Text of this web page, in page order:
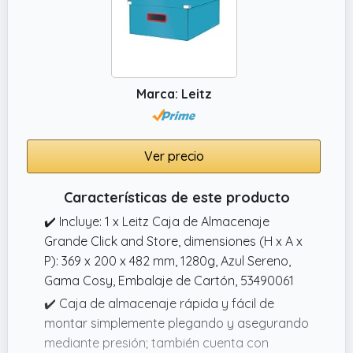
Marca: Leitz
Ver precio
Características de este producto
✔️ Incluye: 1 x Leitz Caja de Almacenaje
Grande Click and Store, dimensiones (H x A x
P): 369 x 200 x 482 mm, 1280g, Azul Sereno,
Gama Cosy, Embalaje de Cartón, 53490061
✔️ Caja de almacenaje rápida y fácil de
montar simplemente plegando y asegurando
mediante presión; también cuenta con